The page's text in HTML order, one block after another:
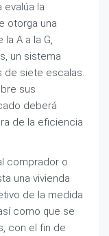
evalúa la
otorga una
A a la G,
un sistema
siete escalas.
sus
deberá
de la eficiencia
comprador o
una vivienda
de la medida
como que se
con el fin de